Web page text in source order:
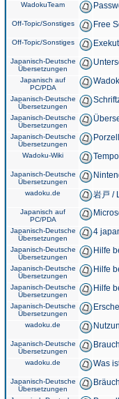
WadokuTeam
Off-Topic/Sonstiges Free
Off-Topic/Sonstiges
Japanisch-Deutsche
Übersetzungen
Japanisch auf
PC/PDA
Japanisch-Deutsche
Übersetzungen
Japanisch-Deutsche
Übersetzungen
Japanisch-Deutsche
Übersetzungen
Wadoku-Wiki
Japanisch-Deutsche
Übersetzungen
wadoku.de 岩戸 /
Japanisch auf
PC/PDA
Japanisch-Deutsche
Übersetzungen
4
Japanisch-Deutsche
Übersetzungen
Hilfe
Japanisch-Deutsche
Übersetzungen
Hilfe
Japanisch-Deutsche
Übersetzungen
Hilfe
Japanisch-Deutsche
Übersetzungen
wadoku.de
Japanisch-Deutsche
Übersetzungen
wadoku.de Was
Japanisch-Deutsche
Übersetzungen